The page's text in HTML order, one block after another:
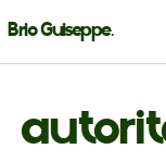
Brio Guiseppe.
Blog